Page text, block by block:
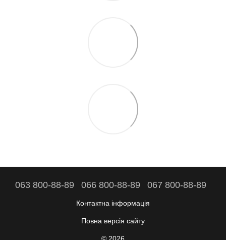
063 800-88-89 066 800-88-89 067 800-88-89
Контактна інформація
Повна версія сайту